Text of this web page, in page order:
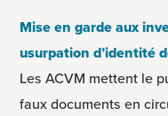
Mise en garde aux
usurpation d’identité
Les ACVM mettent le
faux documents en